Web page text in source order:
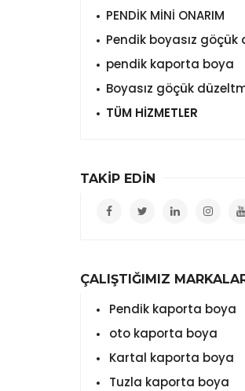
PENDİK MİNİ ONARIM
Pendik boyasız göçük
pendik kaporta boya
Boyasız göçük
TÜM HİZMETLER
TAKİP EDİN
ÇALIŞTIĞIMIZ
Pendik kaporta boya
oto kaporta boya
Kartal kaporta boya
Tuzla kaporta boya